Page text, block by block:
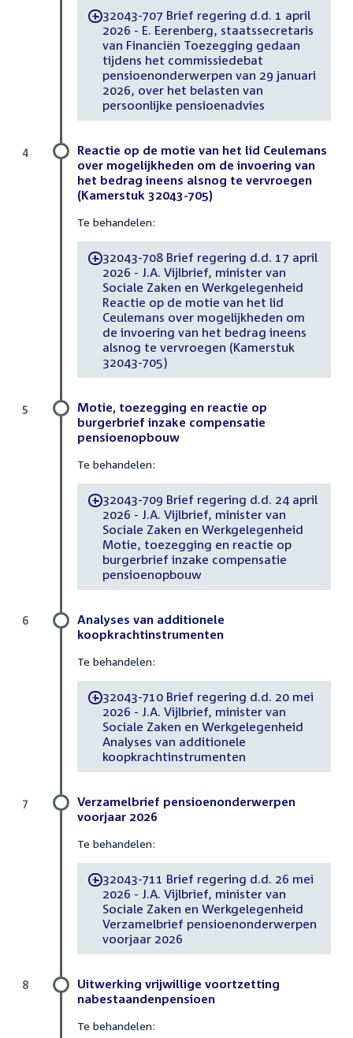
-32043-707 Brief regering d.d. 1 april
2026 - E. Eerenberg, staatssecretaris
van Financiën Toezegging gedaan
tijdens het commissiedebat
pensioenonderwerpen van 29 januari
2026, over het belasten van
persoonlijke pensioenadvies
Reactie op de motie van het lid Ceulemans
over mogelijkheden om de invoering van
het bedrag ineens alsnog te vervroegen
(Kamerstuk 32043-705)
Te behandelen:
-32043-708 Brief regering d.d. 17 april
2026 - J.A. Vijlbrief, minister van
Sociale Zaken en Werkgelegenheid
Reactie op de motie van het lid
Ceulemans over mogelijkheden om
de invoering van het bedrag ineens
alsnog te vervroegen (Kamerstuk
32043-705)
4
Motie, toezegging en reactie op
burgerbrief inzake compensatie
pensioenopbouw
Te behandelen:
-32043-709 Brief regering d.d. 24 april
2026 - J.A. Vijlbrief, minister van
Sociale Zaken en Werkgelegenheid
Motie, toezegging en reactie op
burgerbrief inzake compensatie
pensioenopbouw
5
Analyses van additionele
koopkrachtinstrumenten
Te behandelen:
-32043-710 Brief regering d.d. 20 mei
2026 - J.A. Vijlbrief, minister van
Sociale Zaken en Werkgelegenheid
Analyses van additionele
koopkrachtinstrumenten
6
Verzamelbrief pensioenonderwerpen
voorjaar 2026
Te behandelen:
-32043-711 Brief regering d.d. 26 mei
2026 - J.A. Vijlbrief, minister van
Sociale Zaken en Werkgelegenheid
Verzamelbrief pensioenonderwerpen
voorjaar 2026
7
Uitwerking vrijwillige voortzetting
nabestaandenpensioen
Te behandelen:
8